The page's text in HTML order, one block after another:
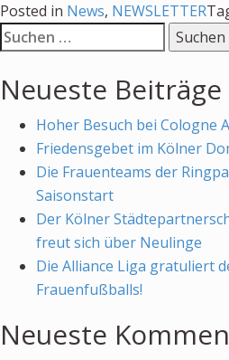
Posted in News, NEWSLETTER
Suchen
nach:
Neueste Beiträge
Hoher Besuch bei Cologne
Friedensgebet im Kölner
Die Frauenteams der
Saisonstart
Der Kölner
freut sich über Neulinge
Die Alliance Liga gratuliert
Frauenfußballs!
Neueste